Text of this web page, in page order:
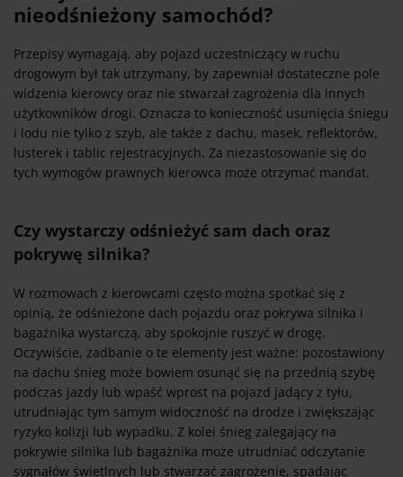
nieodśnieżony samochód?
Przepisy wymagają, aby pojazd uczestniczący w ruchu
drogowym był tak utrzymany, by zapewniał dostateczne pole
widzenia kierowcy oraz nie stwarzał zagrożenia dla innych
użytkowników drogi. Oznacza to konieczność usunięcia śniegu
i lodu nie tylko z szyb, ale także z dachu, masek, reflektorów,
lusterek i tablic rejestracyjnych. Za niezastosowanie się do
tych wymogów prawnych kierowca może otrzymać mandat.
Czy wystarczy odśnieżyć sam dach oraz
pokrywę silnika?
W rozmowach z kierowcami często można spotkać się z
opinią, że odśnieżone dach pojazdu oraz pokrywa silnika i
bagażnika wystarczą, aby spokojnie ruszyć w drogę.
Oczywiście, zadbanie o te elementy jest ważne: pozostawiony
na dachu śnieg może bowiem osunąć się na przednią szybę
podczas jazdy lub wpaść wprost na pojazd jadący z tyłu,
utrudniając tym samym widoczność na drodze i zwiększając
ryzyko kolizji lub wypadku. Z kolei śnieg zalegający na
pokrywie silnika lub bagażnika może utrudniać odczytanie
sygnałów świetlnych lub stwarzać zagrożenie, spadając